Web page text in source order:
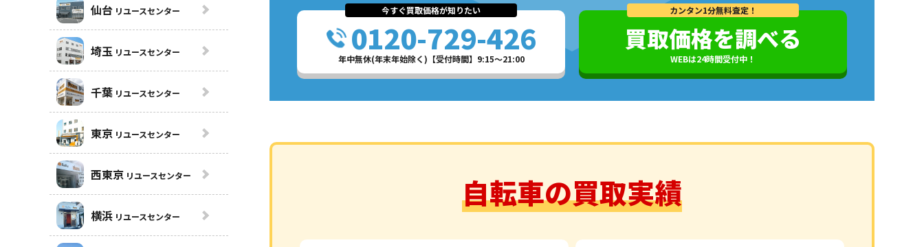
今すぐ買取価格が知りたい
0120-729-426
年中無休(年末年始除く)【受付時間】9:15～21:00
カンタン1分無料査定！
買取価格を調べる
WEBは24時間受付中！
自転車の買取実績
仙台 リユースセンター
埼玉 リユースセンター
千葉 リユースセンター
東京 リユースセンター
西東京 リユースセンター
横浜 リユースセンター